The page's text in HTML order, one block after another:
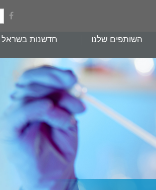
השותפים שלנו חדשנות בשראל